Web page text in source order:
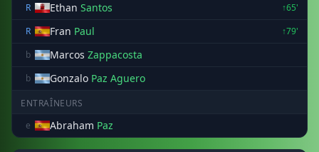
R
Ethan Santos
↑65'
R
Fran Paul
↑79'
b
Marcos Zappacosta
b Gonzalo Paz Aguero
ENTRAÎNEURS
e
Abraham Paz